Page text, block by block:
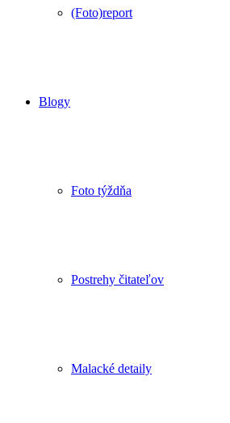
(Foto)report
Blogy
Foto týždňa
Postrehy čitateľov
Malacké detaily